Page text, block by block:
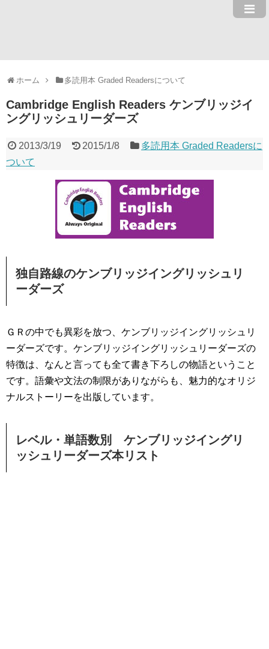
ホーム 多読用本 Graded Readersについて
Cambridge English Readers ケンブリッジイ
ングリッシュリーダーズ
2013/3/19 2015/1/8
多読用本 Graded Readersに
ついて
独自路線のケンブリッジイングリッシュリ
ーダーズ
ＧＲの中でも異彩を放つ、ケンブリッジイングリッシュリ
ーダーズです。ケンブリッジイングリッシュリーダーズの
特徴は、なんと言っても全て書き下ろしの物語ということ
です。語彙や文法の制限がありながらも、魅力的なオリジ
ナルストーリーを出版しています。
レベル・単語数別 ケンブリッジイングリ
ッシュリーダーズ本リスト